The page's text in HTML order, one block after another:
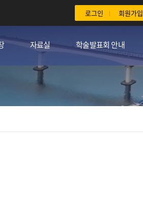
로그인 회원가입
자료실 학술발표회 안내